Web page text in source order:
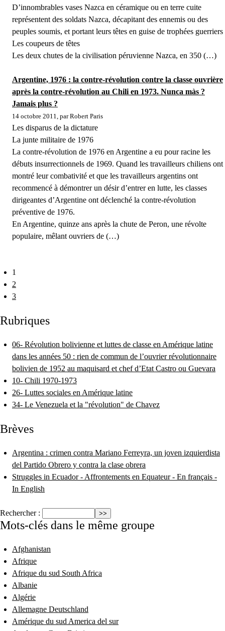
D’innombrables vases Nazca en céramique ou en terre cuite
représentent des soldats Nazca, décapitant des ennemis ou des
peuples soumis, et portant leurs têtes en guise de trophées guerriers
Les coupeurs de têtes
Les deux chutes de la civilisation péruvienne Nazca, en 350 (…)
Argentine, 1976 : la contre-révolution contre la classe ouvrière
après la contre-révolution au Chili en 1973. Nunca màs ?
Jamais plus ?
14 octobre 2011, par Robert Paris
Les disparus de la dictature
La junte militaire de 1976
La contre-révolution de 1976 en Argentine a eu pour racine les
débuts insurrectionnels de 1969. Quand les travailleurs chiliens ont
montré leur combativité et que les travailleurs argentins ont
recommencé à démontrer un désir d’entrer en lutte, les classes
dirigeantes d’Argentine ont déclenché la contre-révolution
préventive de 1976.
En Argentine, quinze ans après la chute de Peron, une révolte
populaire, mêlant ouvriers de (…)
1
2
3
Rubriques
06- Révolution bolivienne et luttes de classe en Amérique latine
dans les années 50 : rien de commun de l’ouvrier révolutionnaire
bolivien de 1952 au maquisard et chef d’Etat Castro ou Guevara
10- Chili 1970-1973
26- Luttes sociales en Amérique latine
34- Le Venezuela et la "révolution" de Chavez
Brèves
Argentina : crimen contra Mariano Ferreyra, un joven izquierdista
del Partido Obrero y contra la clase obrera
Struggles in Ecuador - Affrontements en Equateur - En français -
In English
Rechercher :
Mots-clés dans le même groupe
Afghanistan
Afrique
Afrique du sud South Africa
Albanie
Algérie
Allemagne Deutschland
Amérique du sud America del sur